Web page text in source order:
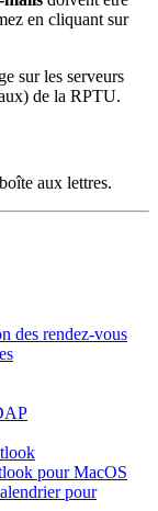
en cliquant sur
sur les serveurs
de la RPTU.
aux lettres.
des rendez-vous
pour MacOS
pour